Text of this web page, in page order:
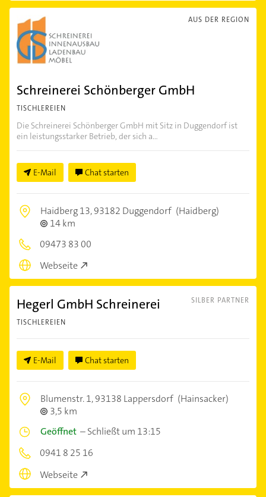
AUS DER REGION
Schreinerei Schönberger GmbH
TISCHLEREIEN
Die Schreinerei Schönberger GmbH mit Sitz in Duggendorf ist
ein leistungsstarker Betrieb, der sich a...
E-Mail Chat starten
Haidberg 13,93182 Duggendorf (Haidberg)
14 km
09473 83 00
Webseite
SILBER PARTNER
Hegerl GmbH Schreinerei
TISCHLEREIEN
E-Mail Chat starten
Blumenstr. 1,93138 Lappersdorf (Hainsacker)
3,5 km
Geöffnet –Schließt um 13:15
0941 8 25 16
Webseite